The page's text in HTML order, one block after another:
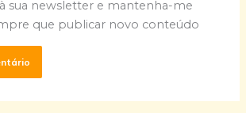
sua newsletter e mantenha-me
que publicar novo conteúdo